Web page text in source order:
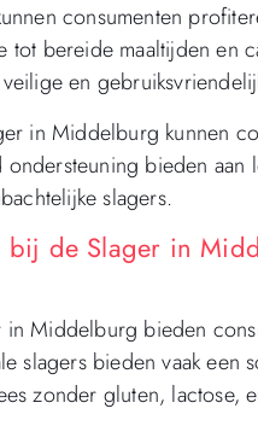
consumenten
bereide maaltijden en
en
in Middelburg kunnen
bieden
slagers.
de Slager in
Middelburg bieden
slagers bieden vaak een
zonder gluten, lactose,